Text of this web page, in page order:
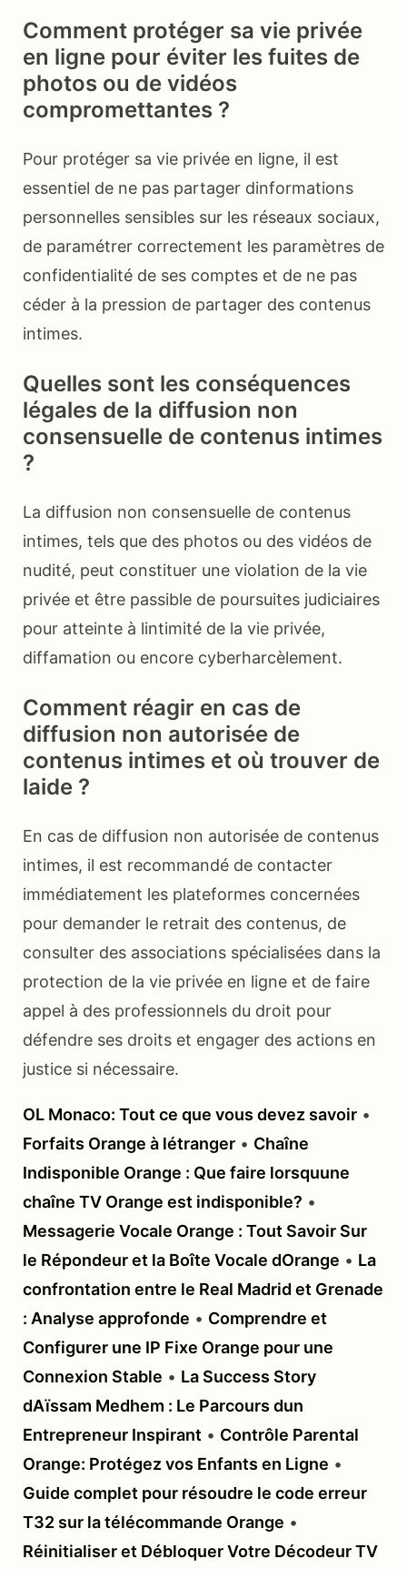
Comment protéger sa vie privée
en ligne pour éviter les fuites de
photos ou de vidéos
compromettantes ?
Pour protéger sa vie privée en ligne, il est
essentiel de ne pas partager dinformations
personnelles sensibles sur les réseaux sociaux,
de paramétrer correctement les paramètres de
confidentialité de ses comptes et de ne pas
céder à la pression de partager des contenus
intimes.
Quelles sont les conséquences
légales de la diffusion non
consensuelle de contenus intimes
?
La diffusion non consensuelle de contenus
intimes, tels que des photos ou des vidéos de
nudité, peut constituer une violation de la vie
privée et être passible de poursuites judiciaires
pour atteinte à lintimité de la vie privée,
diffamation ou encore cyberharcèlement.
Comment réagir en cas de
diffusion non autorisée de
contenus intimes et où trouver de
laide ?
En cas de diffusion non autorisée de contenus
intimes, il est recommandé de contacter
immédiatement les plateformes concernées
pour demander le retrait des contenus, de
consulter des associations spécialisées dans la
protection de la vie privée en ligne et de faire
appel à des professionnels du droit pour
défendre ses droits et engager des actions en
justice si nécessaire.
OL Monaco: Tout ce que vous devez savoir •
Forfaits Orange à létranger • Chaîne
Indisponible Orange : Que faire lorsquune
chaîne TV Orange est indisponible? •
Messagerie Vocale Orange : Tout Savoir Sur
le Répondeur et la Boîte Vocale dOrange • La
confrontation entre le Real Madrid et Grenade
: Analyse approfonde • Comprendre et
Configurer une IP Fixe Orange pour une
Connexion Stable • La Success Story
dAïssam Medhem : Le Parcours dun
Entrepreneur Inspirant • Contrôle Parental
Orange: Protégez vos Enfants en Ligne •
Guide complet pour résoudre le code erreur
T32 sur la télécommande Orange •
Réinitialiser et Débloquer Votre Décodeur TV